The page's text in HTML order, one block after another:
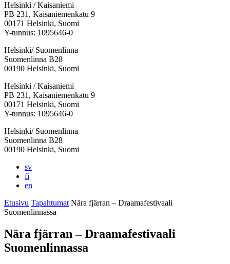
Helsinki / Kaisaniemi
PB 231, Kaisaniemenkatu 9
00171 Helsinki, Suomi
Y-tunnus: 1095646-0
Helsinki/ Suomenlinna
Suomenlinna B28
00190 Helsinki, Suomi
Facebook:
Avataan
uuteen
välilehteen
Instagram:
Avataan
uuteen
välilehteen
TikTok:
Avataan
uuteen
välilehteen
Youtube:
Avataan
uuteen
välilehteen
Vimeo:
Avataan
uuteen
välilehteen
Helsinki / Kaisaniemi
PB 231, Kaisaniemenkatu 9
00171 Helsinki, Suomi
Y-tunnus: 1095646-0
Helsinki/ Suomenlinna
Suomenlinna B28
00190 Helsinki, Suomi
sv
fi
en
Etusivu Tapahtumat Nära fjärran – Draamafestivaali
Suomenlinnassa
Nära fjärran – Draamafestivaali
Suomenlinnassa